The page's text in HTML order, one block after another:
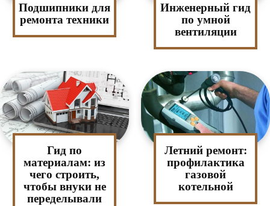
Подшипники для
ремонта техники
Инженерный гид
по умной
вентиляции
Гид по
материалам: из
чего строить,
чтобы внуки не
переделывали
Летний ремонт:
профилактика
газовой
котельной